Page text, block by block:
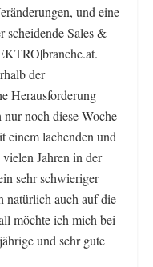
und eine
scheidende Sales &
der
Herausforderung
noch diese Woche
einem lachenden und
Jahren in der
sehr schwieriger
natürlich auch auf die
möchte ich mich bei
und sehr gute